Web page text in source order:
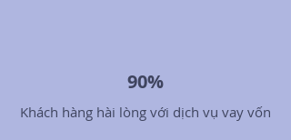
90%
Khách hàng hài lòng với dịch vụ vay vốn